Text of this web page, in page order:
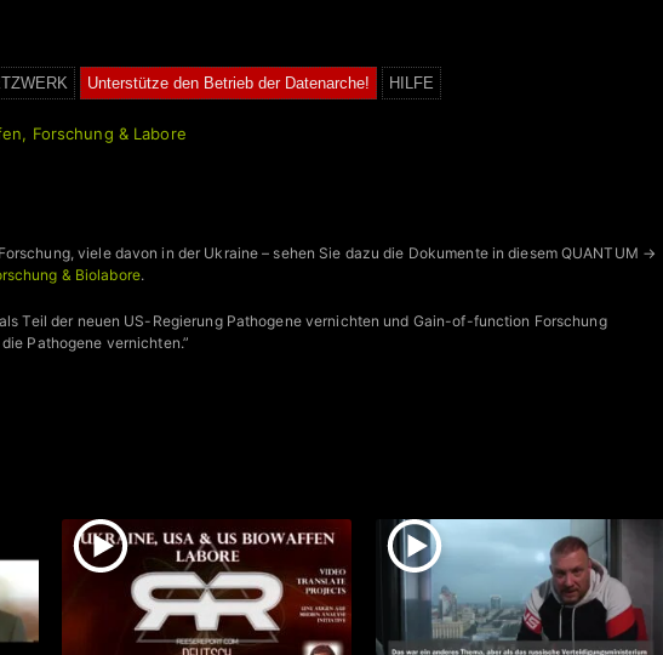
Unterstütze den Betrieb der Datenarche! HILFE
Forschung & Labore
viele davon in der Ukraine – sehen Sie dazu die Dokumente in diesem QUANTUM →
& Biolabore.
Teil der neuen US-Regierung Pathogene vernichten und Gain-of-function Forschung
Pathogene vernichten.”